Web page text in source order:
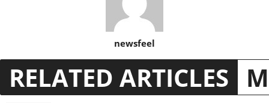
newsfeel
RELATED ARTICLES